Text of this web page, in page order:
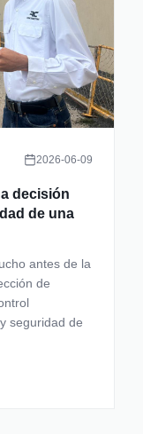
2026-06-09
decisión
de una
antes de la
de
seguridad de